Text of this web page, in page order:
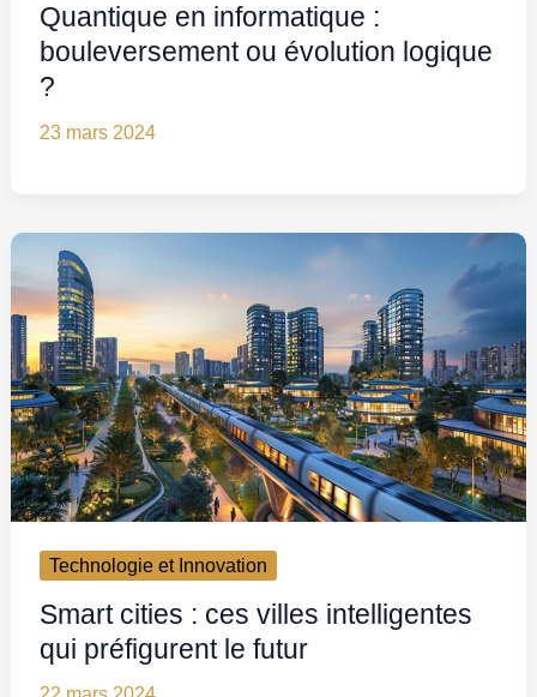
Quantique en informatique :
bouleversement ou évolution logique
?
23 mars 2024
Technologie et Innovation
Smart cities : ces villes intelligentes
qui préfigurent le futur